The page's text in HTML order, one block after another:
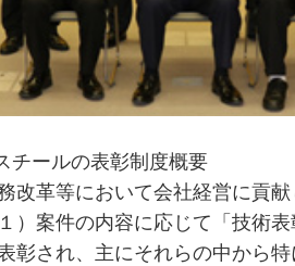
チールの表彰制度概要
改革等において会社経営に貢
）案件の内容に応じて「技術
彰され、主にそれらの中から